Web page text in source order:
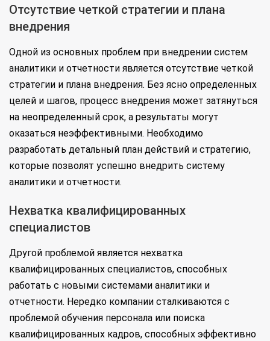
Отсутствие четкой стратегии и плана
внедрения
Одной из основных проблем при внедрении систем
аналитики и отчетности является отсутствие четкой
стратегии и плана внедрения. Без ясно определенных
целей и шагов, процесс внедрения может затянуться
на неопределенный срок, а результаты могут
оказаться неэффективными. Необходимо
разработать детальный план действий и стратегию,
которые позволят успешно внедрить систему
аналитики и отчетности.
Нехватка квалифицированных
специалистов
Другой проблемой является нехватка
квалифицированных специалистов, способных
работать с новыми системами аналитики и
отчетности. Нередко компании сталкиваются с
проблемой обучения персонала или поиска
квалифицированных кадров, способных эффективно